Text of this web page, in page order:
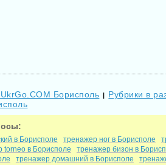
Борисполь | Рубрики в
в Борисполе тренажер ног в Борисполе
torneo в Борисполе
тренажер бизон в
тренажер домашний в Борисполе